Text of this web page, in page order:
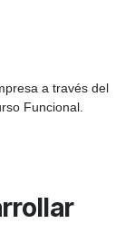
a través del
Funcional.